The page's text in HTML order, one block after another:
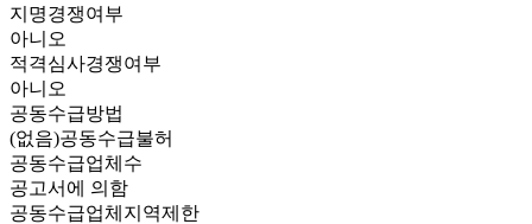
지명경쟁여부
아니오
적격심사경쟁여부
아니오
공동수급방법
(없음)공동수급불허
공동수급업체수
공고서에 의함
공동수급업체지역제한